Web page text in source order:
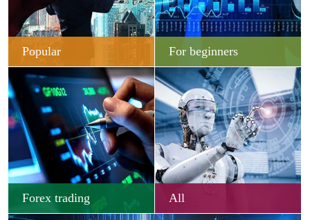
Popular For beginners
Forex trading All